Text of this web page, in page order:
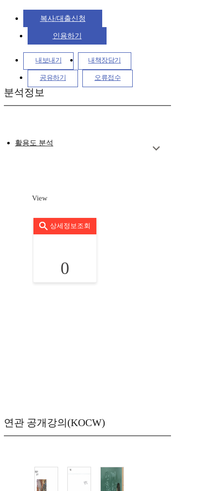
복사/대출신청
인용하기
내보내기 내책장담기
공유하기 오류접수
분석정보
활용도 분석
View
상세정보조회
0
연관 공개강의(KOCW)